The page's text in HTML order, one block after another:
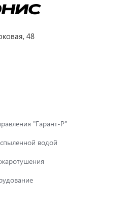
48
"Гарант-Р"
водой